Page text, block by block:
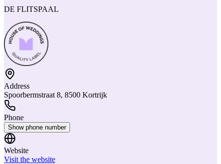
DE FLITSPAAL
Address
Spoorbermstraat 8, 8500 Kortrijk
Phone
Show phone number
Website
Visit the website